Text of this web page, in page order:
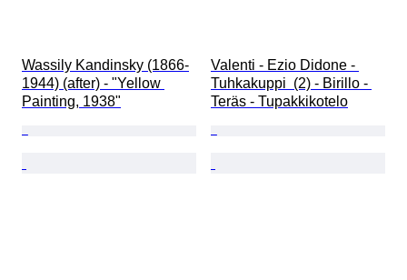
Wassily Kandinsky (1866-
1944) (after) - "Yellow
Painting, 1938"
Valenti - Ezio Didone -
Tuhkakuppi  (2) - Birillo -
Teräs - Tupakkikotelo